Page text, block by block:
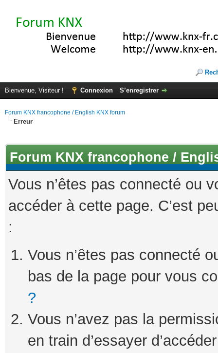
Bienvenue, Visiteur ! Connexion S’enregistrer
Forum KNX francophone / English KNX forum
Erreur
Forum KNX francophone /
Vous n’êtes pas connecté ou
accéder à cette page. C’est
:
Vous n’êtes pas connecté
bas de la page pour vous
?
Vous n’avez pas la
en train d’essayer